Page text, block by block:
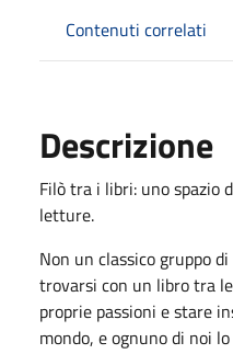
Contenuti correlati
Descrizione
Filò tra i libri: uno spazio
letture.
Non un classico gruppo
trovarsi con un libro tra
proprie passioni e stare
mondo, e ognuno di noi